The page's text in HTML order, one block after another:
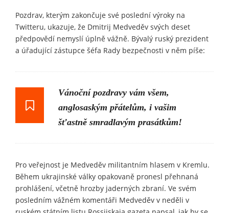
Pozdrav, kterým zakončuje své poslední výroky na
Twitteru, ukazuje, že Dmitrij Medveděv svých deset
předpovědí nemyslí úplně vážně. Bývalý ruský prezident
a úřadující zástupce šéfa Rady bezpečnosti v něm píše:
Vánoční pozdravy vám všem,
anglosaským přátelům, i vašim
šťastně smradlavým prasátkům!
Pro veřejnost je Medveděv militantním hlasem v Kremlu.
Během ukrajinské války opakovaně pronesl přehnaná
prohlášení, včetně hrozby jaderných zbraní. Ve svém
posledním vážném komentáři Medveděv v neděli v